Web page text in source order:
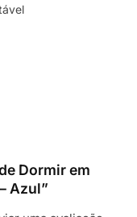
Dormir em
Azul”